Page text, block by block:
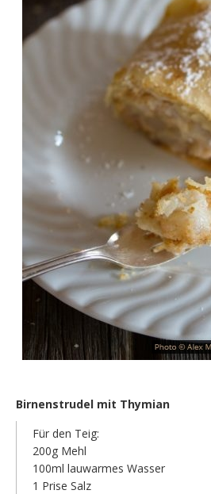
Birnenstrudel mit Thymian
Für den Teig:
200g Mehl
100ml lauwarmes Wasser
1 Prise Salz